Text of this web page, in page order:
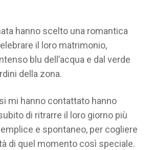
hanno scelto una romantica
il loro matrimonio,
blu dell’acqua e dal verde
della zona.
mi hanno contattato hanno
di ritrarre il loro giorno più
e spontaneo, per cogliere
di quel momento così speciale.